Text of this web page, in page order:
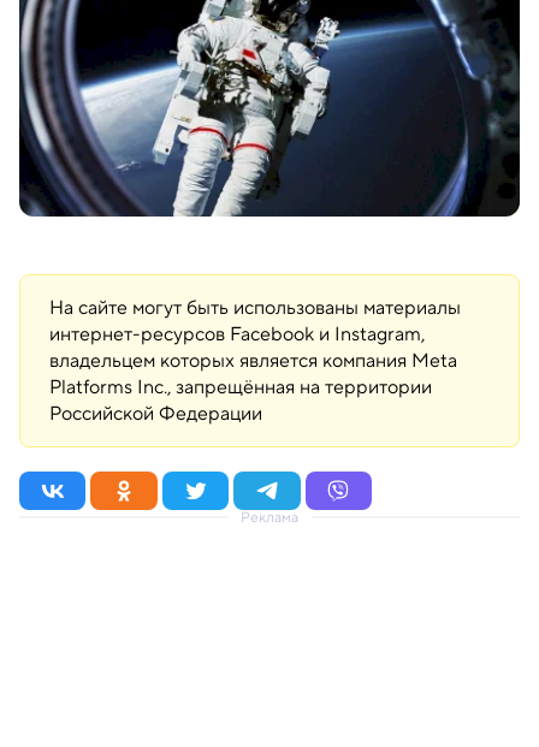
На сайте могут быть использованы материалы
интернет-ресурсов Facebook и Instagram,
владельцем которых является компания Meta
Platforms Inc., запрещённая на территории
Российской Федерации
Реклама